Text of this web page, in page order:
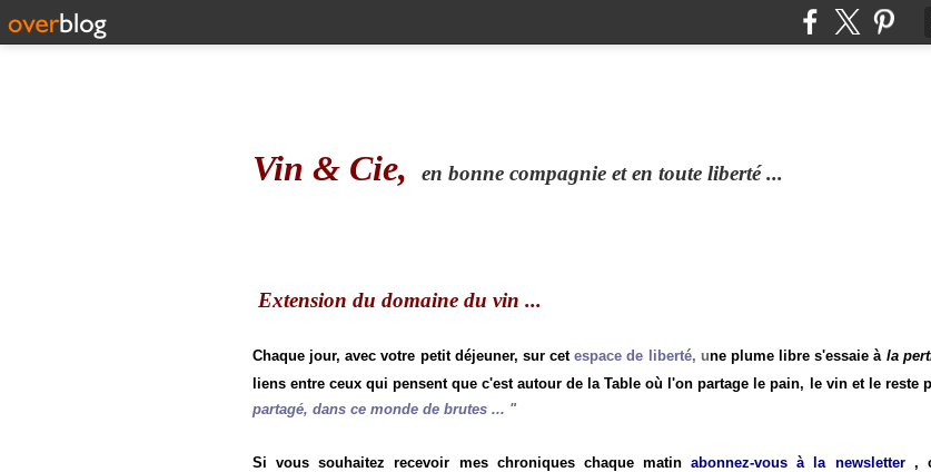
Vin & Cie, en bonne compagnie et en toute liberté ...
Extension du domaine du vin ...
Chaque jour, avec votre petit déjeuner, sur cetespace de liberté, une plume libre s'essaie à la
liens entre ceux qui pensent que c'est autour de la Table où l'on partage le pain, le vin et le reste
partagé, dans ce monde de brutes ... "
Si vous souhaitez recevoir mes chroniques chaque matinabonnez-vous à la newsletter,